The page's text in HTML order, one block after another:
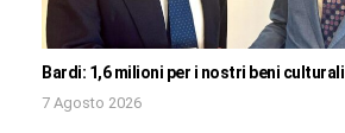
Bardi: 1,6 milioni per i nostri beni culturali
7 Agosto 2026